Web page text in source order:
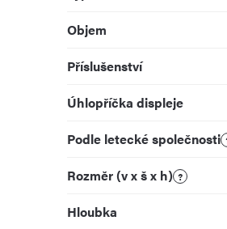
Objem
Příslušenství
Úhlopříčka displeje
Podle letecké společnosti
Rozměr (v x š x h) ?
Hloubka